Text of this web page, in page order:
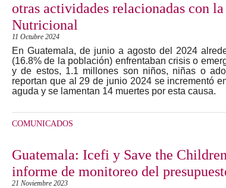
otras actividades relacionadas con
Nutricional
11 Octubre 2024
En Guatemala, de junio a agosto del 2024
(16.8% de la población) enfrentaban crisis o
y de estos, 1.1 millones son niños, niñas o
reportan que al 29 de junio 2024 se incrementó
aguda y se lamentan 14 muertes por esta causa.
COMUNICADOS
Guatemala: Icefi y Save the
informe de monitoreo del
21 Noviembre 2023